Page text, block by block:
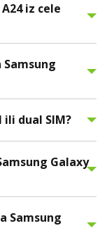
iz cele
ili dual SIM?
Galaxy
Samsung